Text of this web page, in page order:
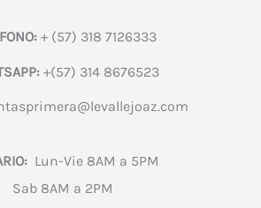
+ (57) 318 7126333
+(57) 314 8676523
Lun-Vie 8AM a 5PM
Sab 8AM a 2PM